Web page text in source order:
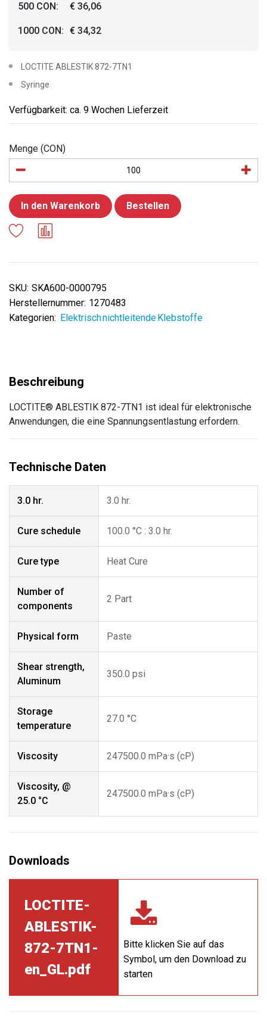
500 CON: € 36,06
1000 CON: € 34,32
LOCTITE ABLESTIK 872-7TN1
Syringe
Verfügbarkeit: ca. 9 Wochen Lieferzeit
Menge (CON)
In den Warenkorb Bestellen
SKU: SKA600-0000795
Herstellernummer: 1270483
Kategorien: Elektrisch nichtleitende Klebstoffe
LOCTITE® ABLESTIK 872-7TN1 ist ideal für elektronische
Anwendungen, die eine Spannungsentlastung erfordern.
3.0 hr. 3.0 hr.
Cure schedule 100.0 °C : 3.0 hr.
Cure type Heat Cure
Number of
components
2 Part
Physical form Paste
Shear strength,
Aluminum
350.0 psi
Storage
temperature
27.0 °C
Viscosity 247500.0 mPa·s (cP)
Viscosity, @
25.0 °C
247500.0 mPa·s (cP)
LOCTITE-
ABLESTIK-
872-7TN1-
en_GL.pdf
Bitte klicken Sie auf das
Symbol, um den Download zu
starten